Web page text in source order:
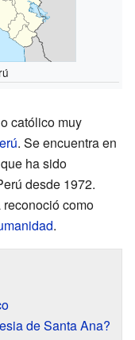
católico muy
. Se encuentra en
ha sido
desde 1972.
reconoció como
.
de Santa Ana?